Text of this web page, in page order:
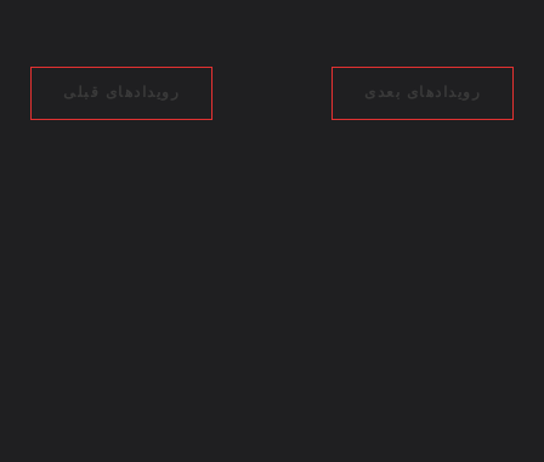
رویدادهای قبلی رویدادهای بعدی